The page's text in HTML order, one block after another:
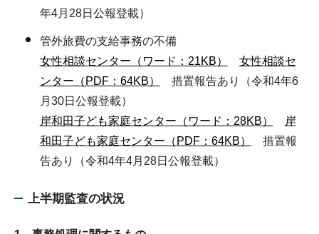
年4月28日公報登載）
管外旅費の支給事務の不備
女性相談センター（ワード：21KB）
女性相談セ
ンター（PDF：64KB）
措置報告あり（令和4年6
月30日公報登載）
岸和田子ども家庭センター（ワード：28KB）
岸
和田子ども家庭センター（PDF：64KB）
措置報
告あり（令和4年4月28日公報登載）
上半期監査の状況